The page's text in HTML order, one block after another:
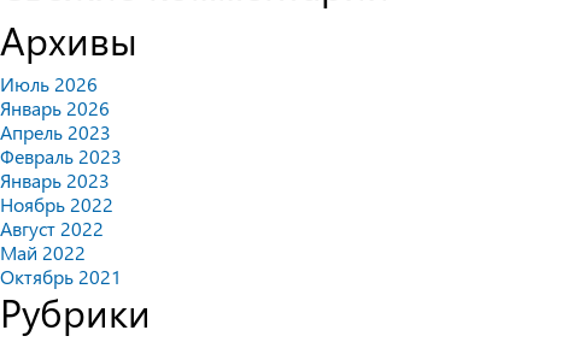
Архивы
Июль 2026
Январь 2026
Апрель 2023
Февраль 2023
Январь 2023
Ноябрь 2022
Август 2022
Май 2022
Октябрь 2021
Рубрики